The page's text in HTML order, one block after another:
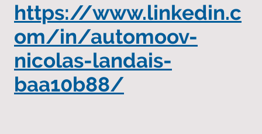
https://www.linkedin.c
om/in/automoov-
nicolas-landais-
baa10b88/